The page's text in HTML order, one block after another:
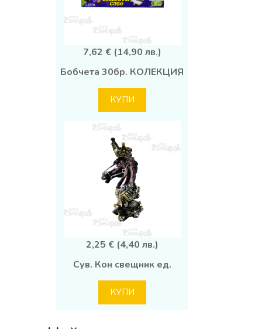
7,62 € (14,90 лв.)
Бобчета 30бр. КОЛЕКЦИЯ
КУПИ
2,25 € (4,40 лв.)
Сув. Кон свещник ед.
КУПИ